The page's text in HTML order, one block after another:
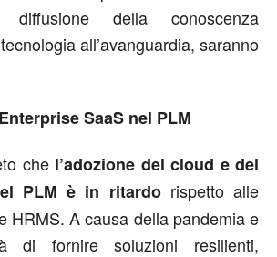
della conoscenza
all’avanguardia, saranno
SaaS nel PLM
che l’adozione del cloud e del
PLM è in ritardorispetto alle
HRMS. A causa della pandemia e
di fornire soluzioni resilienti,